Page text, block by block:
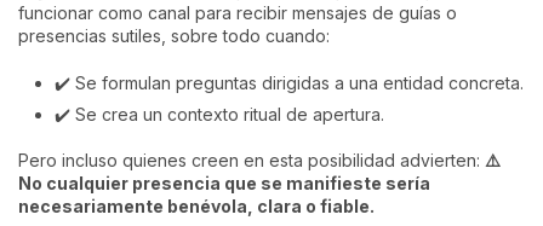
funcionar como canal para recibir mensajes de guías o
presencias sutiles, sobre todo cuando:
✔️ Se formulan preguntas dirigidas a una entidad concreta.
✔️ Se crea un contexto ritual de apertura.
Pero incluso quienes creen en esta posibilidad advierten: ⚠️
No cualquier presencia que se manifieste sería
necesariamente benévola, clara o fiable.